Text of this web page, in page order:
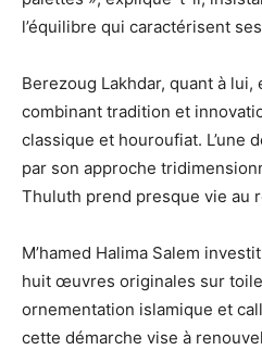
l’équilibre qui caractérisent
Berezoug Lakhdar, quant à
combinant tradition et
classique et houroufiat. L’une
par son approche
Thuluth prend presque vie au
M’hamed Halima Salem
huit œuvres originales sur
ornementation islamique et
cette démarche vise à